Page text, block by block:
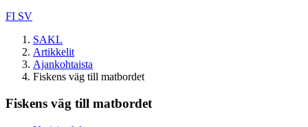
FI SV
SAKL
Artikkelit
Ajankohtaista
Fiskens väg till matbordet
Fiskens väg till matbordet